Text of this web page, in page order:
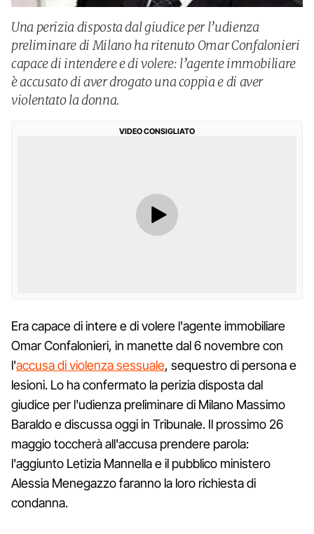
Una perizia disposta dal giudice per l’udienza
preliminare di Milano ha ritenuto Omar Confalonieri
capace di intendere e di volere: l’agente immobiliare
è accusato di aver drogato una coppia e di aver
violentato la donna.
VIDEO CONSIGLIATO
Era capace di intere e di volere l'agente immobiliare
Omar Confalonieri, in manette dal 6 novembre con
l'accusa di violenza sessuale, sequestro di persona e
lesioni. Lo ha confermato la perizia disposta dal
giudice per l'udienza preliminare di Milano Massimo
Baraldo e discussa oggi in Tribunale. Il prossimo 26
maggio toccherà all'accusa prendere parola:
l'aggiunto Letizia Mannella e il pubblico ministero
Alessia Menegazzo faranno la loro richiesta di
condanna.